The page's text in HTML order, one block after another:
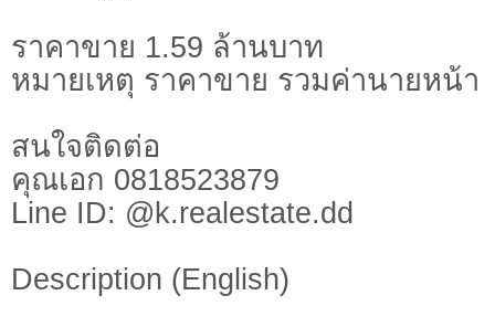
ราคาขาย 1.59 ล้านบาท
หมายเหตุ ราคาขาย รวมค่านายหน้า
สนใจติดต่อ
คุณเอก 0818523879
Line ID: @k.realestate.dd
Description (English)